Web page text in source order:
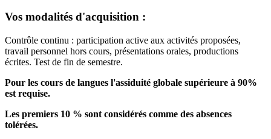
Vos modalités d'acquisition :
Contrôle continu : participation active aux activités proposées,
travail personnel hors cours, présentations orales, productions
écrites. Test de fin de semestre.
Pour les cours de langues l'assiduité globale supérieure à 90%
est requise.
Les premiers 10 % sont considérés comme des absences
tolérées.